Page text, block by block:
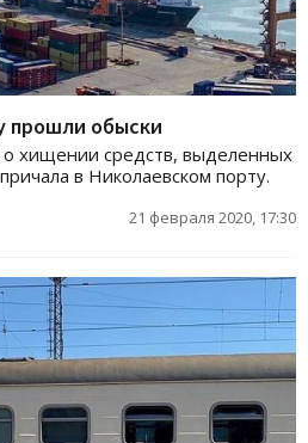
прошли обыски
хищении средств, выделенных
в Николаевском порту.
21 февраля 2020, 17:30